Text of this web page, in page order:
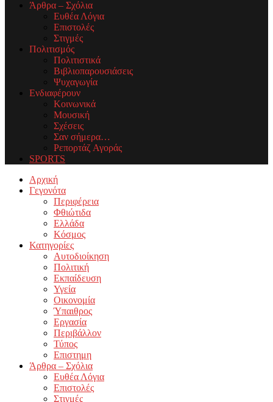
Άρθρα – Σχόλια
Ευθέα Λόγια
Επιστολές
Στιγμές
Πολιτισμός
Πολιτιστικά
Βιβλιοπαρουσιάσεις
Ψυχαγωγία
Ενδιαφέρουν
Κοινωνικά
Μουσική
Σχέσεις
Σαν σήμερα…
Ρεπορτάζ Αγοράς
SPORTS
Facebook
Twitter
Instagram
Youtube
Email
Αρχική
Γεγονότα
Περιφέρεια
Φθιώτιδα
Ελλάδα
Κόσμος
Κατηγορίες
Αυτοδιοίκηση
Πολιτική
Εκπαίδευση
Υγεία
Οικονομία
Ύπαιθρος
Εργασία
Περιβάλλον
Τύπος
Επιστημη
Άρθρα – Σχόλια
Ευθέα Λόγια
Επιστολές
Στιγμές